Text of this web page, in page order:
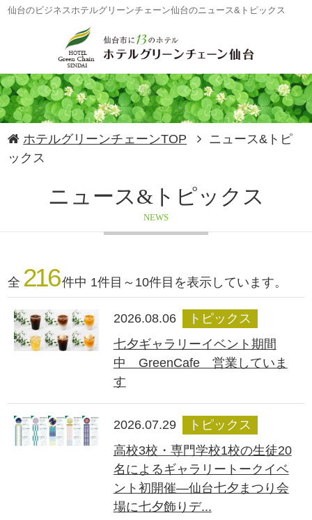
仙台のビジネスホテルグリーンチェーン仙台のニュース&トピックス
ホテルグリーンチェーンTOP
ニュース&トピ
ックス
ニュース&トピックス
NEWS
全 216 件中 1件目～10件目を表示しています。
2026.08.06
トピックス
七夕ギャラリーイベント期間
中 GreenCafe 営業していま
す
2026.07.29
トピックス
高校3校・専門学校1校の生徒20
名によるギャラリートークイベ
ント初開催―仙台七夕まつり会
場に七夕飾りデ...